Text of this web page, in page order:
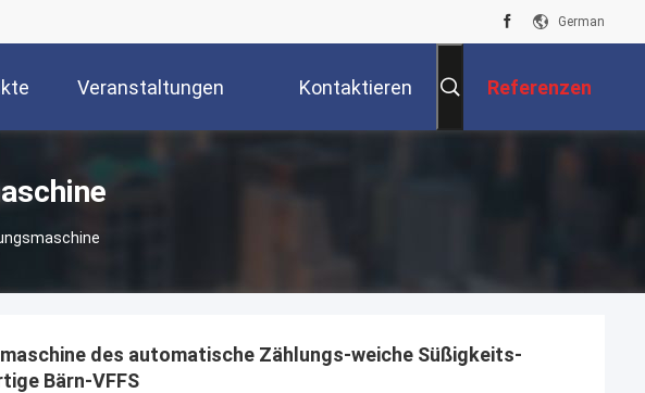
German
Veranstaltungen Kontaktieren Referenzen
des automatische Zählungs-weiche Süßigkeits-
Bärn-VFFS